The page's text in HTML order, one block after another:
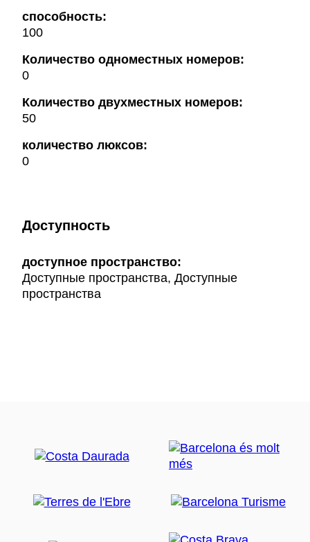
способность:
100
Количество одноместных номеров:
0
Количество двухместных номеров:
50
количество люксов:
0
Доступность
доступное пространство:
Доступные пространства, Доступные
пространства